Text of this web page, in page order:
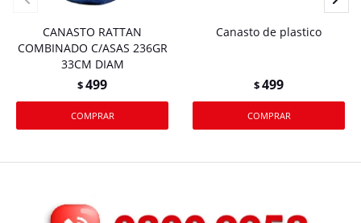
CANASTO RATTAN
COMBINADO C/ASAS 236GR
33CM DIAM
$499
Canasto de plastico
$499